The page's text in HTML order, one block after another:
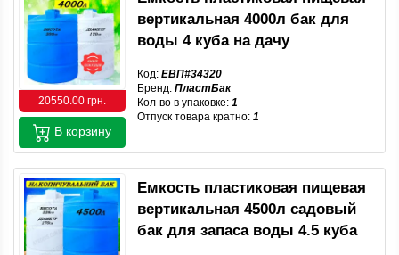
20550.00 грн.
вертикальная 4000л бак для
воды 4 куба на дачу
Код: ЕВП#34320
Бренд: ПластБак
Кол-во в упаковке: 1
Отпуск товара кратно: 1
В корзину
Емкость пластиковая пищевая
вертикальная 4500л садовый
бак для запаса воды 4.5 куба